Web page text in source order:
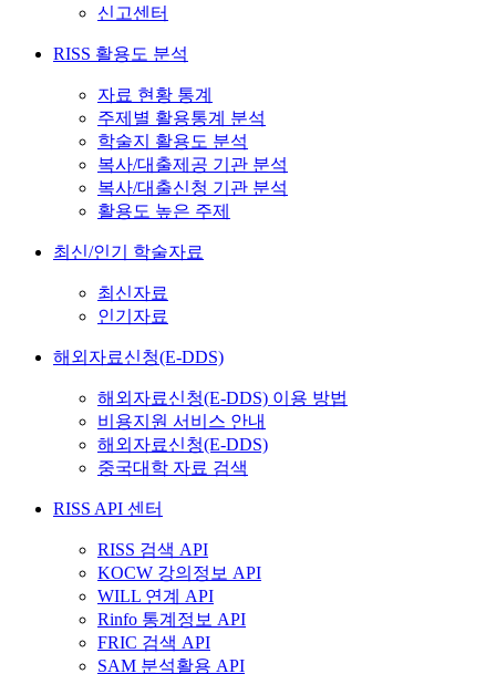
신고센터
RISS 활용도 분석
자료 현황 통계
주제별 활용통계 분석
학술지 활용도 분석
복사/대출제공 기관 분석
복사/대출신청 기관 분석
활용도 높은 주제
최신/인기 학술자료
최신자료
인기자료
해외자료신청(E-DDS)
해외자료신청(E-DDS) 이용 방법
비용지원 서비스 안내
해외자료신청(E-DDS)
중국대학 자료 검색
RISS API 센터
RISS 검색 API
KOCW 강의정보 API
WILL 연계 API
Rinfo 통계정보 API
FRIC 검색 API
SAM 분석활용 API